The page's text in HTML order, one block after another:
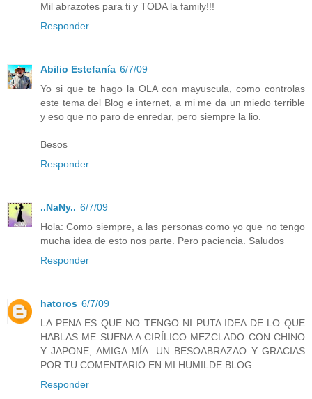
Mil abrazotes para ti y TODA la family!!!
Responder
Abilio Estefanía 6/7/09
Yo si que te hago la OLA con mayuscula, como controlas
este tema del Blog e internet, a mi me da un miedo terrible
y eso que no paro de enredar, pero siempre la lio.
Besos
Responder
..NaNy.. 6/7/09
Hola: Como siempre, a las personas como yo que no tengo
mucha idea de esto nos parte. Pero paciencia. Saludos
Responder
hatoros 6/7/09
LA PENA ES QUE NO TENGO NI PUTA IDEA DE LO QUE
HABLAS ME SUENA A CIRÍLICO MEZCLADO CON CHINO
Y JAPONE, AMIGA MÍA. UN BESOABRAZAO Y GRACIAS
POR TU COMENTARIO EN MI HUMILDE BLOG
Responder